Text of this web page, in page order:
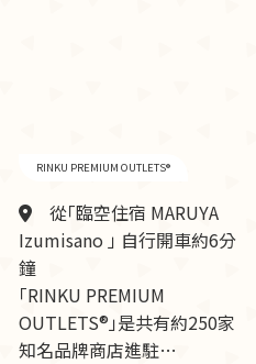
RINKU PREMIUM OUTLETS®
從「臨空住宿 MARUYA
Izumisano 」 自行開車約6分
鐘
「RINKU PREMIUM
OUTLETS®」是共有約250家
知名品牌商店進駐…